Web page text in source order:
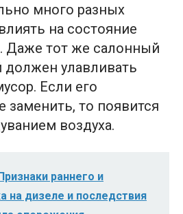
много разных
на состояние
Даже тот же салонный
улавливать
Если его
заменить, то появится
воздуха.
раннего и
на дизеле и последствия